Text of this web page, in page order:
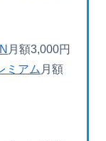
月額3,000円
ミアム 月額